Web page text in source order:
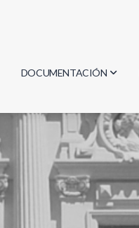
DOCUMENTACIÓN
Actas
Reglamentos
Documentos